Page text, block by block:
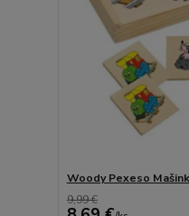
Woody Pexeso
9,99 €